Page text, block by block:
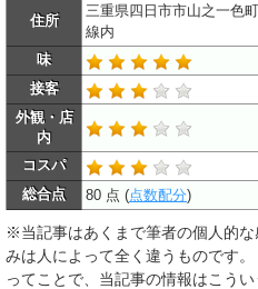
住所
三重県四日市市山之一色
線内
味
接客
外観・店
内
コスパ
総合点
80 点 (点数配分)
※当記事はあくまで筆者の個人的
みは人によって全く違うものです。
ってことで、当記事の情報はこう